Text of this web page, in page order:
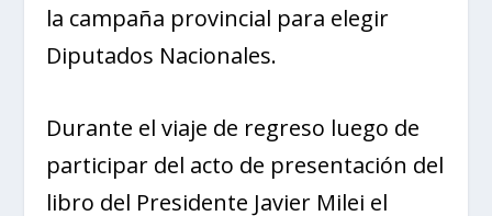
la campaña provincial para elegir
Diputados Nacionales.
Durante el viaje de regreso luego de
participar del acto de presentación del
libro del Presidente Javier Milei el